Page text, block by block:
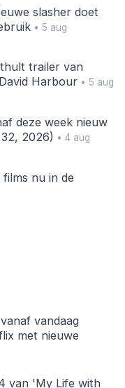
slasher doet
• 5 aug
trailer van
Harbour• 5 aug
deze week nieuw
2026) • 4 aug
nu in de
vandaag
met nieuwe
van 'My Life with